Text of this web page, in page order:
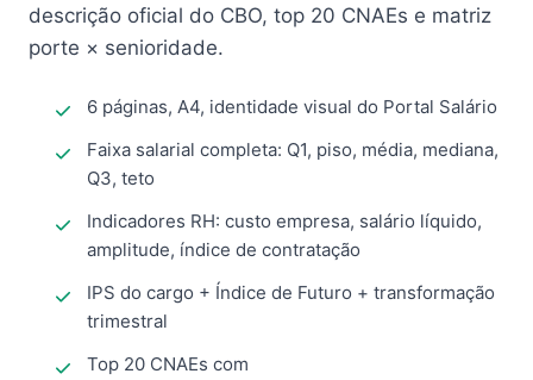
descrição oficial do CBO, top 20 CNAEs e matriz
porte × senioridade.
6 páginas, A4, identidade visual do Portal Salário
Faixa salarial completa: Q1, piso, média, mediana,
Q3, teto
Indicadores RH: custo empresa, salário líquido,
amplitude, índice de contratação
IPS do cargo + Índice de Futuro + transformação
trimestral
Top 20 CNAEs com